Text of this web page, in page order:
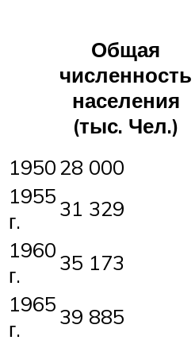
Общая
численность
населения
(тыс. Чел.)
195028 000
1955
г.
31 329
1960
г.
35 173
1965
г.
39 885